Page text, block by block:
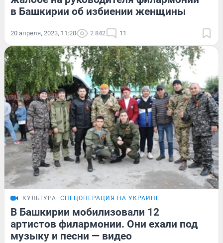
в Башкирии об избиении женщины
20 апреля, 2023, 11:20 2 842 11
КУЛЬТУРА СПЕЦОПЕРАЦИЯ НА УКРАИНЕ
В Башкирии мобилизовали 12
артистов филармонии. Они ехали под
музыку и песни — видео